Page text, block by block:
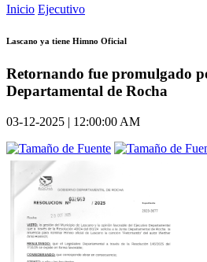
Inicio Ejecutivo
Lascano ya tiene Himno Oficial
Retornando fue promulgado
Departamental de Rocha
03-12-2025 | 12:00:00 AM